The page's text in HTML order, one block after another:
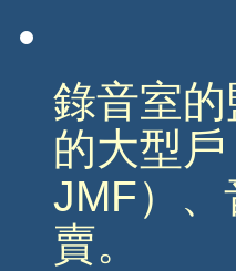
錄音室的
的大型
JMF）
賣。